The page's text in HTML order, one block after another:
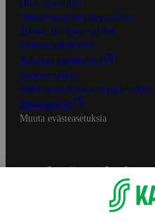
Oiva-raportit
Osuuskauppojen yhteystiedot
Tilaus- ja toimitusehdot
Tietosuojakäytäntö
Palvelun käyttöehdot
Saavutettavuus
Mobiilisovelluksen saavutettavuus
Mainostajalle
Muuta evästeasetuksia
S-ryhmän palvelut